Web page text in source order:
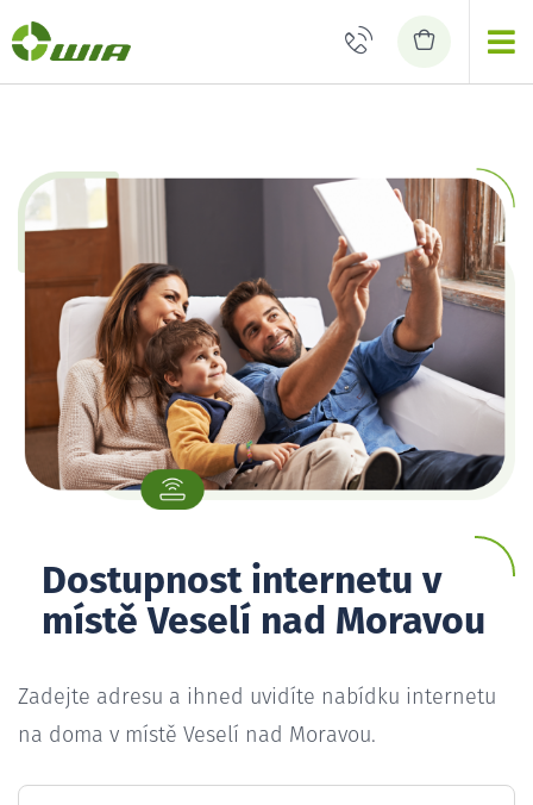
Dostupnost internetu v
místě Veselí nad Moravou
Zadejte adresu a ihned uvidíte nabídku internetu
na doma v místě Veselí nad Moravou.